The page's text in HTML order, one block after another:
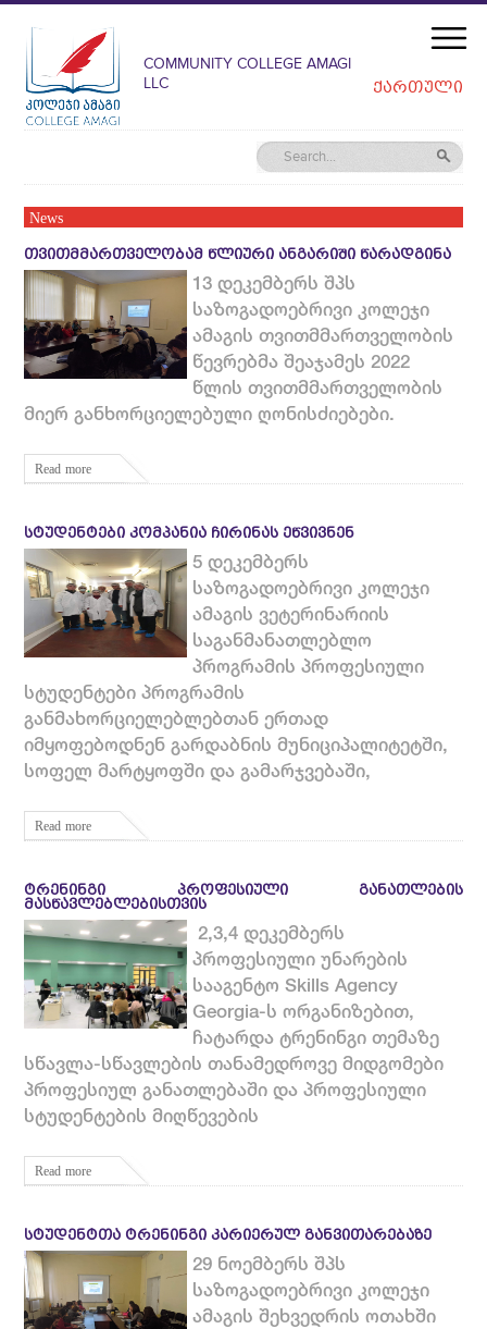
COMMUNITY COLLEGE AMAGI
LLC
ᲥᲐᲠᲗᲣᲚᲘ
News
ᲗᲕᲘᲗᲛᲛᲐᲠᲗᲕᲔᲚᲝᲑᲐᲛ ᲬᲚᲘᲣᲠᲘ ᲐᲜᲒᲐᲠᲘᲨᲘ ᲬᲐᲠᲐᲓᲒᲘᲜᲐ
13 დეკემბერს შპს
საზოგადოებრივი კოლეჯი
ამაგის თვითმმართველობის
წევრებმა შეაჯამეს 2022
წლის თვითმმართველობის
მიერ განხორციელებული ღონისძიებები.
Read more
ᲡᲢᲣᲓᲔᲜᲢᲔᲑᲘ ᲙᲝᲛᲞᲐᲜᲘᲐ ᲩᲘᲠᲘᲜᲐᲡ ᲔᲬᲕᲘᲕᲜᲔᲜ
5 დეკემბერს
საზოგადოებრივი კოლეჯი
ამაგის ვეტერინარიის
საგანმანათლებლო
პროგრამის პროფესიული
სტუდენტები პროგრამის
განმახორციელებლებთან ერთად
იმყოფებოდნენ გარდაბნის მუნიციპალიტეტში,
სოფელ მარტყოფში და გამარჯვებაში,
Read more
ᲢᲠᲔᲜᲘᲜᲒᲘ ᲞᲠᲝᲤᲔᲡᲘᲣᲚᲘ ᲒᲐᲜᲐᲗᲚᲔᲑᲘᲡ
ᲛᲐᲡᲬᲐᲕᲚᲔᲑᲚᲔᲑᲘᲡᲗᲕᲘᲡ
2,3,4 დეკემბერს
პროფესიული უნარების
სააგენტო Skills Agency
Georgia-ს ორგანიზებით,
ჩატარდა ტრენინგი თემაზე
სწავლა-სწავლების თანამედროვე მიდგომები
პროფესიულ განათლებაში და პროფესიული
სტუდენტების მიღწევების
Read more
ᲡᲢᲣᲓᲔᲜᲢᲗᲐ ᲢᲠᲔᲜᲘᲜᲒᲘ ᲙᲐᲠᲘᲔᲠᲣᲚ ᲒᲐᲜᲕᲘᲗᲐᲠᲔᲑᲐᲖᲔ
29 ნოემბერს შპს
საზოგადოებრივი კოლეჯი
ამაგის შეხვედრის ოთახში